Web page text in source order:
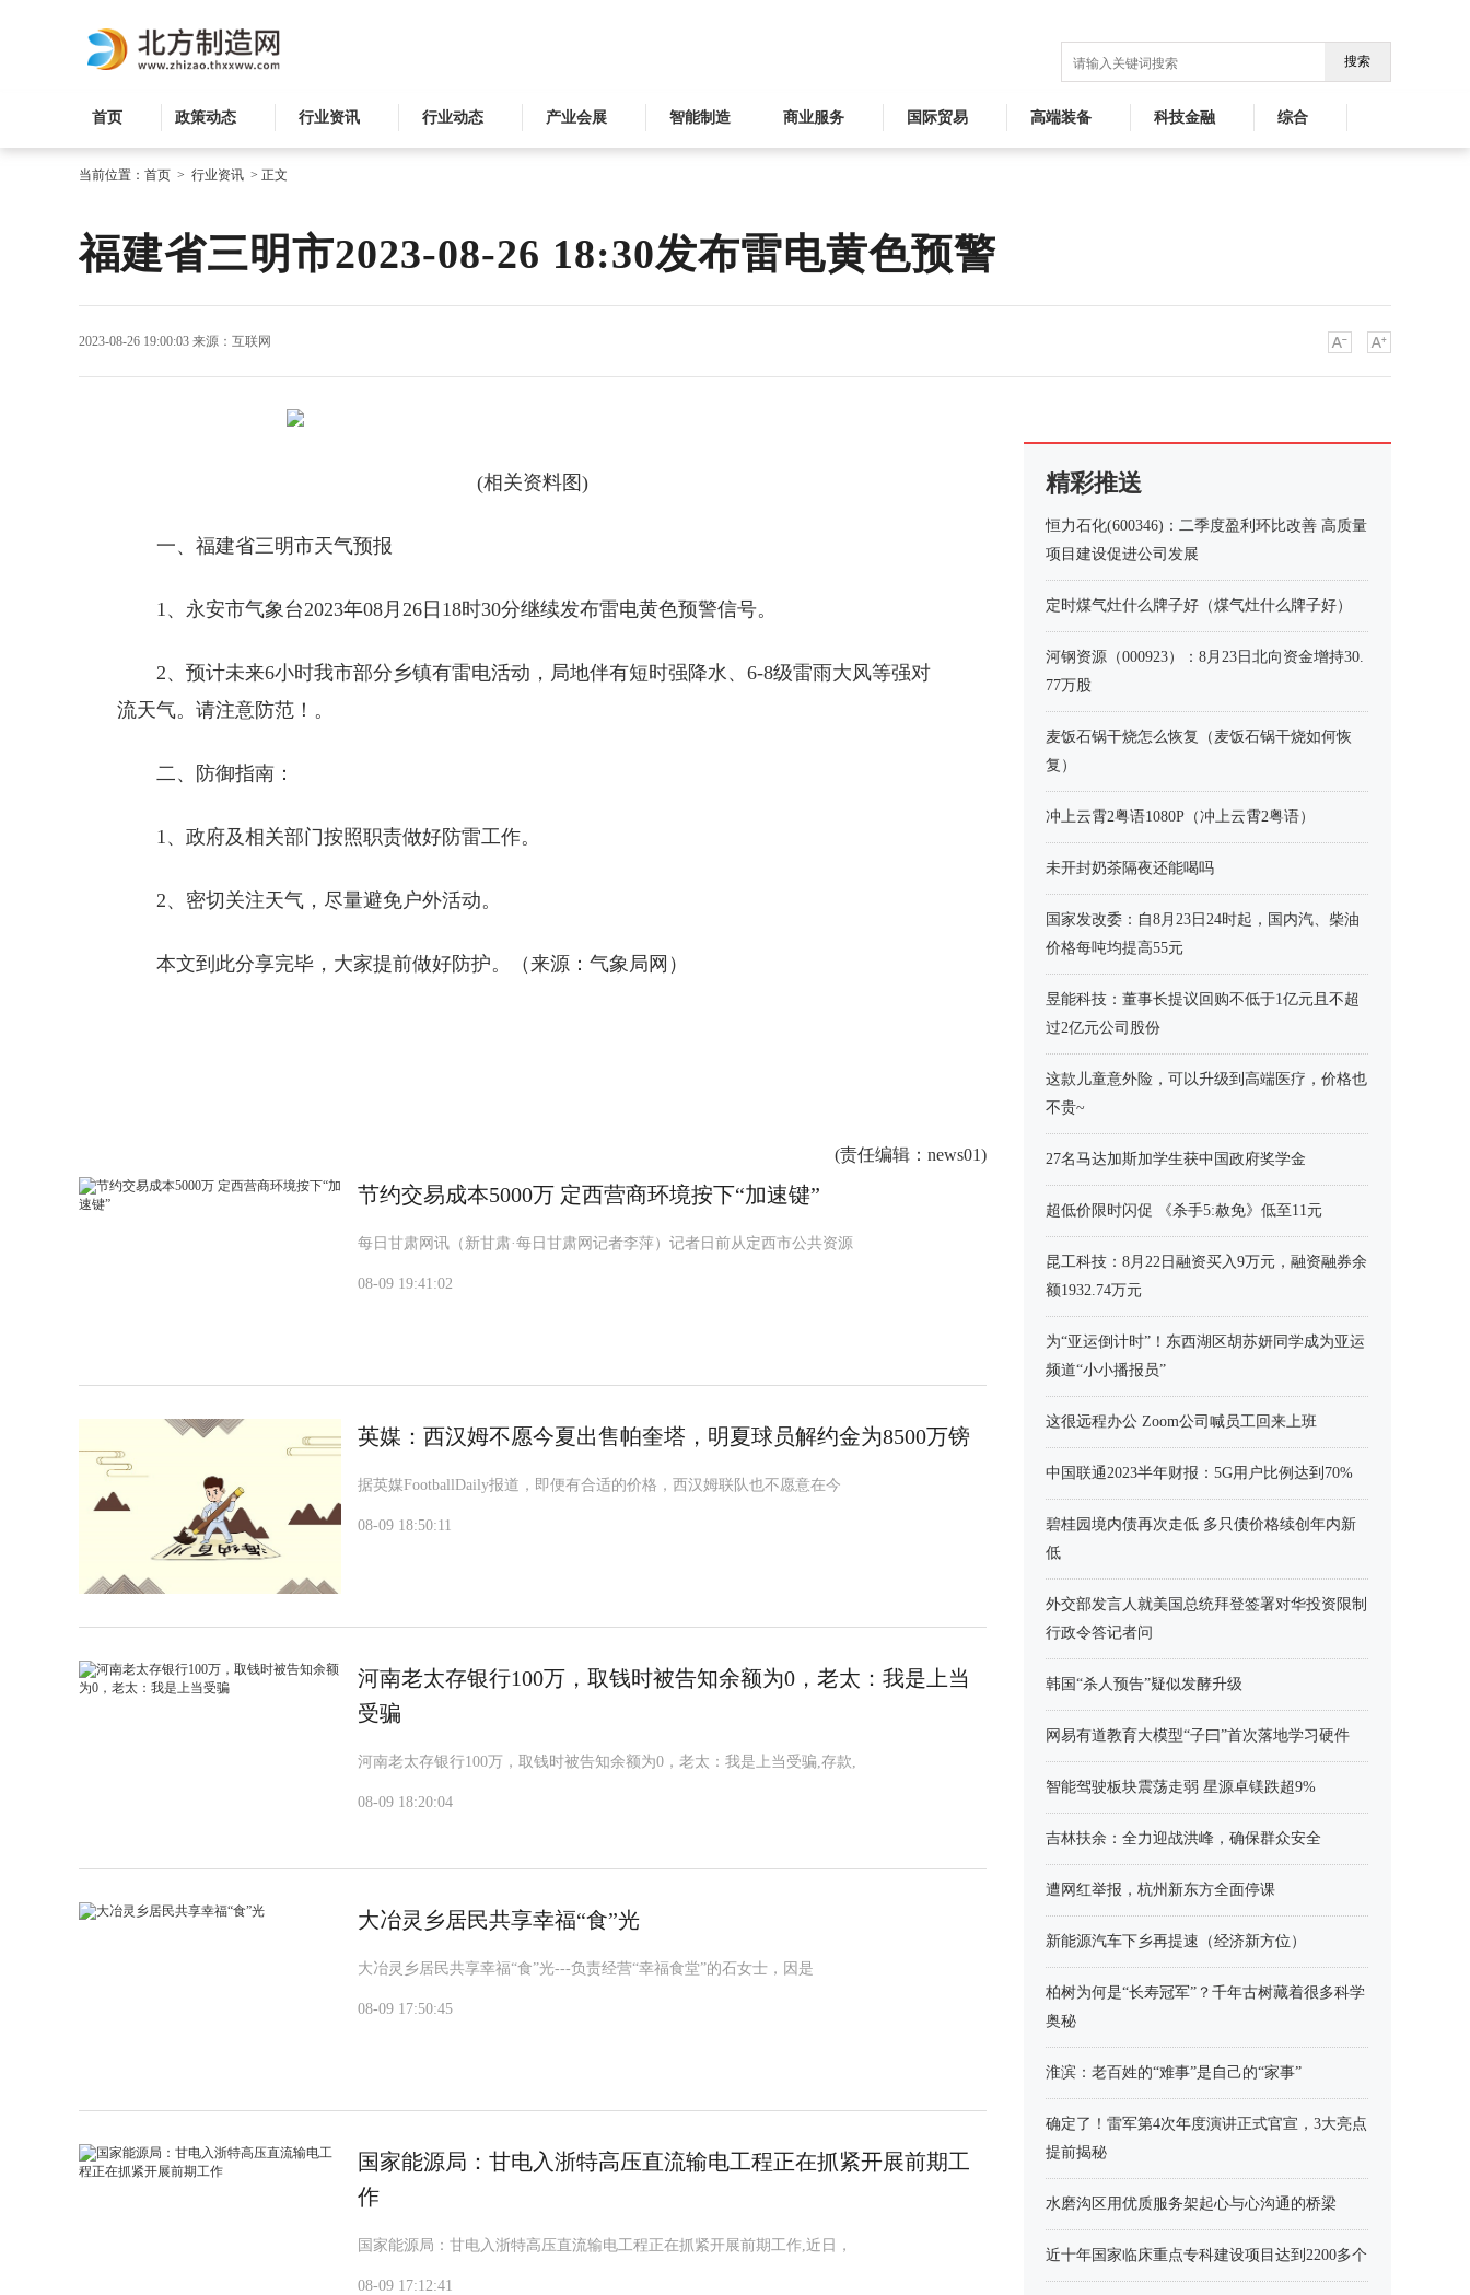
搜索
首页 政策动态 行业资讯 行业动态 产业会展 智能制造 商业服务 国际贸易 高端装备 科技金融 综合
当前位置： 首页 > 行业资讯 > 正文
福建省三明市2023-08-26 18:30发布雷电黄色预警
2023-08-26 19:00:03 来源：互联网
(相关资料图)
一、福建省三明市天气预报
1、永安市气象台2023年08月26日18时30分继续发布雷电黄色预警信号。
2、预计未来6小时我市部分乡镇有雷电活动，局地伴有短时强降水、6-8级雷雨大风等强对
流天气。请注意防范！。
二、防御指南：
1、政府及相关部门按照职责做好防雷工作。
2、密切关注天气，尽量避免户外活动。
本文到此分享完毕，大家提前做好防护。（来源：气象局网）
(责任编辑 ：news01)
节约交易成本5000万 定西营商环境按下“加速键”
每日甘肃网讯（新甘肃·每日甘肃网记者李萍）记者日前从定西市公共资源
08-09 19:41:02
英媒：西汉姆不愿今夏出售帕奎塔，明夏球员解约金为8500万镑
据英媒FootballDaily报道，即便有合适的价格，西汉姆联队也不愿意在今
08-09 18:50:11
河南老太存银行100万，取钱时被告知余额为0，老太：我是上当
受骗
河南老太存银行100万，取钱时被告知余额为0，老太：我是上当受骗,存款,
08-09 18:20:04
大冶灵乡居民共享幸福“食”光
大冶灵乡居民共享幸福“食”光---负责经营“幸福食堂”的石女士，因是
08-09 17:50:45
国家能源局：甘电入浙特高压直流输电工程正在抓紧开展前期工
作
国家能源局：甘电入浙特高压直流输电工程正在抓紧开展前期工作,近日，
08-09 17:12:41
精彩推送
恒力石化(600346)：二季度盈利环比改善 高质量
项目建设促进公司发展
定时煤气灶什么牌子好（煤气灶什么牌子好）
河钢资源（000923）：8月23日北向资金增持30.
77万股
麦饭石锅干烧怎么恢复（麦饭石锅干烧如何恢
复）
冲上云霄2粤语1080P（冲上云霄2粤语）
未开封奶茶隔夜还能喝吗
国家发改委：自8月23日24时起，国内汽、柴油
价格每吨均提高55元
昱能科技：董事长提议回购不低于1亿元且不超
过2亿元公司股份
这款儿童意外险，可以升级到高端医疗，价格也
不贵~
27名马达加斯加学生获中国政府奖学金
超低价限时闪促 《杀手5:赦免》低至11元
昆工科技：8月22日融资买入9万元，融资融券余
额1932.74万元
为“亚运倒计时”！东西湖区胡苏妍同学成为亚运
频道“小小播报员”
这很远程办公 Zoom公司喊员工回来上班
中国联通2023半年财报：5G用户比例达到70%
碧桂园境内债再次走低 多只债价格续创年内新
低
外交部发言人就美国总统拜登签署对华投资限制
行政令答记者问
韩国“杀人预告”疑似发酵升级
网易有道教育大模型“子曰”首次落地学习硬件
智能驾驶板块震荡走弱 星源卓镁跌超9%
吉林扶余：全力迎战洪峰，确保群众安全
遭网红举报，杭州新东方全面停课
新能源汽车下乡再提速（经济新方位）
柏树为何是“长寿冠军”？千年古树藏着很多科学
奥秘
淮滨：老百姓的“难事”是自己的“家事”
确定了！雷军第4次年度演讲正式官宣，3大亮点
提前揭秘
水磨沟区用优质服务架起心与心沟通的桥梁
近十年国家临床重点专科建设项目达到2200多个